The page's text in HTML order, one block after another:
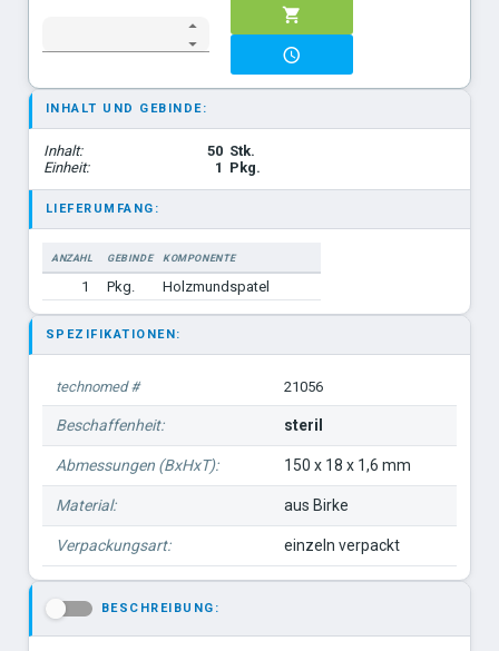
INHALT UND GEBINDE:
Inhalt: 50 Stk.
Einheit:
1 Pkg.
LIEFERUMFANG:
ANZAHL GEBINDE
KOMPONENTE
1
Pkg. Holzmundspatel
SPEZIFIKATIONEN:
technomed # 21056
Beschaffenheit: steril
Abmessungen (BxHxT): 150 x 18 x 1,6 mm
Material: aus Birke
Verpackungsart: einzeln verpackt
BESCHREIBUNG: